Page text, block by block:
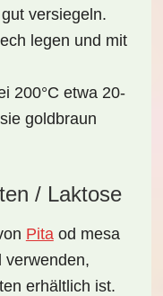
versiegeln.
legen und mit
200°C etwa 20-
goldbraun
/ Laktose
Pitaod mesa
verwenden,
erhältlich ist.